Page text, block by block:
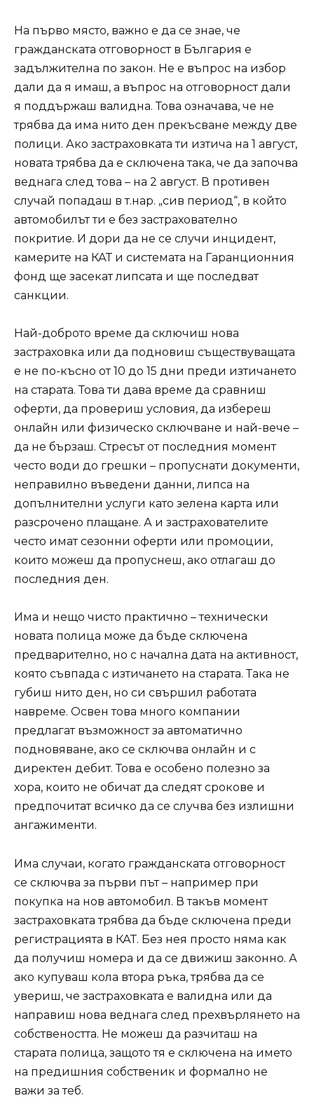
На първо място, важно е да се знае, че
гражданската отговорност в България е
задължителна по закон. Не е въпрос на избор
дали да я имаш, а въпрос на отговорност дали
я поддържаш валидна. Това означава, че не
трябва да има нито ден прекъсване между две
полици. Ако застраховката ти изтича на 1 август,
новата трябва да е сключена така, че да започва
веднага след това – на 2 август. В противен
случай попадаш в т.нар. „сив период“, в който
автомобилът ти е без застрахователно
покритие. И дори да не се случи инцидент,
камерите на КАТ и системата на Гаранционния
фонд ще засекат липсата и ще последват
санкции.
Най-доброто време да сключиш нова
застраховка или да подновиш съществуващата
е не по-късно от 10 до 15 дни преди изтичането
на старата. Това ти дава време да сравниш
оферти, да провериш условия, да избереш
онлайн или физическо сключване и най-вече –
да не бързаш. Стресът от последния момент
често води до грешки – пропуснати документи,
неправилно въведени данни, липса на
допълнителни услуги като зелена карта или
разсрочено плащане. А и застрахователите
често имат сезонни оферти или промоции,
които можеш да пропуснеш, ако отлагаш до
последния ден.
Има и нещо чисто практично – технически
новата полица може да бъде сключена
предварително, но с начална дата на активност,
която съвпада с изтичането на старата. Така не
губиш нито ден, но си свършил работата
навреме. Освен това много компании
предлагат възможност за автоматично
подновяване, ако се сключва онлайн и с
директен дебит. Това е особено полезно за
хора, които не обичат да следят срокове и
предпочитат всичко да се случва без излишни
ангажименти.
Има случаи, когато гражданската отговорност
се сключва за първи път – например при
покупка на нов автомобил. В такъв момент
застраховката трябва да бъде сключена преди
регистрацията в КАТ. Без нея просто няма как
да получиш номера и да се движиш законно. А
ако купуваш кола втора ръка, трябва да се
увериш, че застраховката е валидна или да
направиш нова веднага след прехвърлянето на
собствеността. Не можеш да разчиташ на
старата полица, защото тя е сключена на името
на предишния собственик и формално не
важи за теб.